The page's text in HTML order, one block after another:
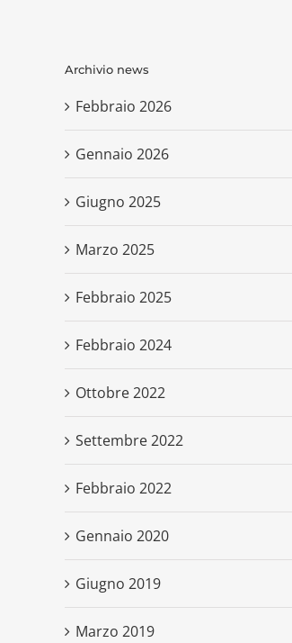
Archivio news
Febbraio 2026
Gennaio 2026
Giugno 2025
Marzo 2025
Febbraio 2025
Febbraio 2024
Ottobre 2022
Settembre 2022
Febbraio 2022
Gennaio 2020
Giugno 2019
Marzo 2019